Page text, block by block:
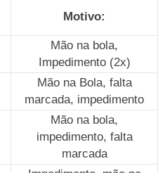
Motivo:
Mão na bola,
Impedimento (2x)
Mão na Bola, falta
marcada, impedimento
Mão na bola,
impedimento, falta
marcada